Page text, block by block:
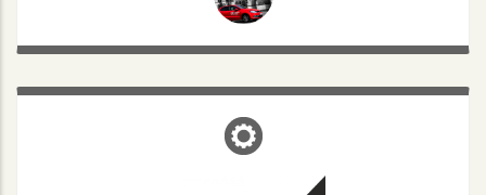
CCC
Coerdestraße 44, 48147 Münster